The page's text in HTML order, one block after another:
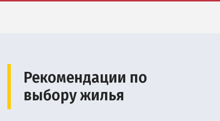
Рекомендации по
выбору жилья